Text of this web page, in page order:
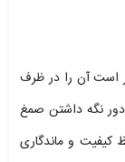
است آن را در ظرف
نگه داشتن صمغ
کیفیت و ماندگاری